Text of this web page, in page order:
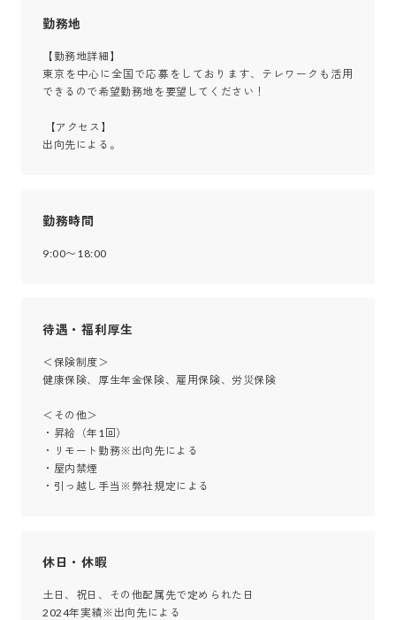
勤務地
【勤務地詳細】
東京を中心に全国で応募をしております、テレワークも活用
できるので希望勤務地を要望してください！
出向先による。
勤務時間
9:00〜18:00
待遇・福利厚生
＜保険制度＞
健康保険、厚生年金保険、雇用保険、労災保険
＜その他＞
・昇給（年1回）
・リモート勤務※出向先による
・屋内禁煙
・引っ越し手当※弊社規定による
休日・休暇
土日、祝日、その他配属先で定められた日
2024年実績※出向先による